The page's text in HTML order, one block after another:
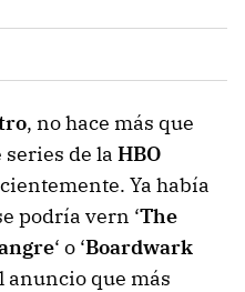
, no hace más que
de la HBO
Ya había
podría vern ‘The
‘ o ‘Boardwark
anuncio que más